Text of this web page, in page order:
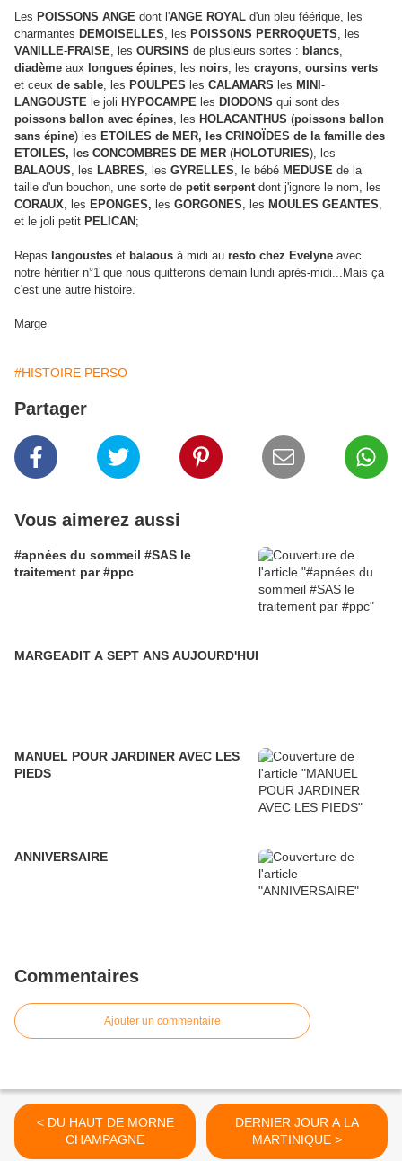
Les POISSONS ANGE dont l'ANGE ROYAL d'un bleu féérique, les
charmantes DEMOISELLES, les POISSONS PERROQUETS, les
VANILLE-FRAISE, les OURSINS de plusieurs sortes : blancs,
diadème aux longues épines, les noirs, les crayons, oursins verts
et ceux de sable, les POULPES les CALAMARS les MINI -
LANGOUSTE le joli HYPOCAMPE les DIODONS qui sont des
poissons ballon avec épines, les HOLACANTHUS (poissons ballon
sans épine) les ETOILES de MER, les CRINOÏDES de la famille des
ETOILES, les CONCOMBRES DE MER (HOLOTURIES), les
BALAOUS, les LABRES, les GYRELLES, le bébé MEDUSE de la
taille d'un bouchon, une sorte de petit serpentdont j'ignore le nom, les
CORAUX, les EPONGES, les GORGONES, les MOULES GEANTES,
et le joli petit PELICAN ;
Repas langoustes et balaous à midi au resto chez Evelyne avec
notre héritier n°1 que nous quitterons demain lundi après-midi...Mais ça
c'est une autre histoire.
Marge
#HISTOIRE PERSO
Partager
Vous aimerez aussi
#apnées du sommeil #SAS le
traitement par #ppc
MARGEADIT A SEPT ANS AUJOURD'HUI
MANUEL POUR JARDINER AVEC LES
PIEDS
ANNIVERSAIRE
Commentaires
Ajouter un commentaire
< DU HAUT DE MORNE
CHAMPAGNE
DERNIER JOUR A LA
MARTINIQUE >